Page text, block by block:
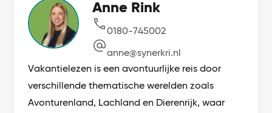
Anne Rink
0180-745002
anne@synerkri.nl
Vakantielezen is een avontuurlijke reis door
verschillende thematische werelden zoals
Avonturenland, Lachland en Dierenrijk, waar